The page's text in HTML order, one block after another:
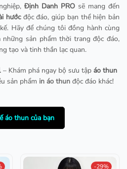
Định Danh PRO sẽ mang đến
hướcđộc đáo, giúp bạn thể hiện bản
Hãy để chúng tôi đồng hành cùng
sản phẩm thời trang độc đáo,
tạo và tinh thần lạc quan.
– Khám phá ngay bộ sưu tập áo thun
sản phẩm in áo thun độc đáo khác!
áo thun của bạn
-29%